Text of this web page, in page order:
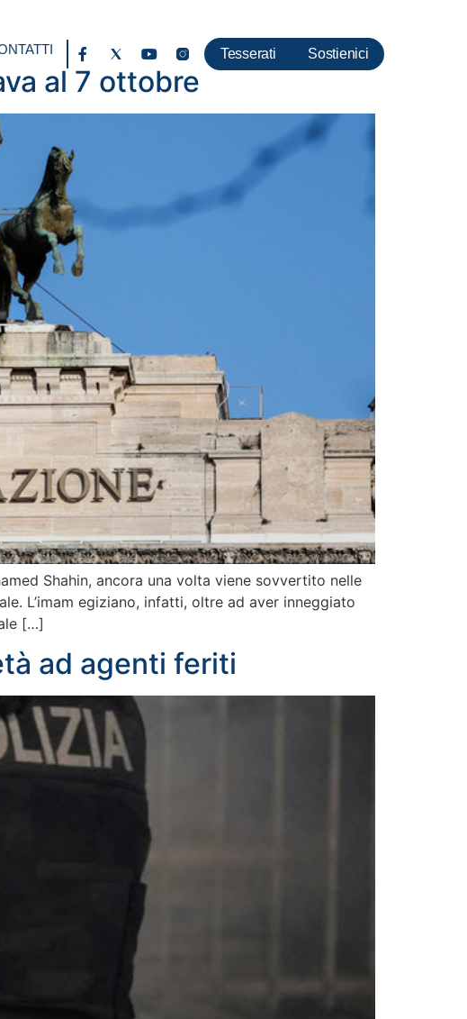
Tesserati Sostienici
al 7 ottobre
Shahin, ancora una volta viene sovvertito nelle
L’imam egiziano, infatti, oltre ad aver inneggiato
[…]
ad agenti feriti